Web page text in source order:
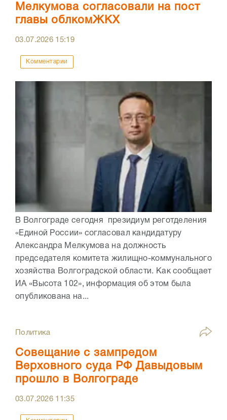
Мелкумова согласовали на пост
главы облкомЖКХ
03.07.2026 15:19
Комментарии
В Волгограде сегодня президиум реготделения
«Единой России» согласовал кандидатуру
Александра Мелкумова на должность
председателя комитета жилищно-коммунального
хозяйства Волгоградской области. Как сообщает
ИА «Высота 102», информация об этом была
опубликована на...
Политика
Совещание с зампредом
Верховного суда РФ Давыдовым
прошло в Волгограде
03.07.2026 11:35